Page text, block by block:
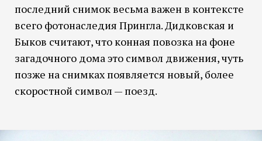
последний снимок весьма важен в контексте
всего фотонаследия Прингла. Дидковская и
Быков считают, что конная повозка на фоне
загадочного дома это символ движения, чуть
позже на снимках появляется новый, более
скоростной символ — поезд.